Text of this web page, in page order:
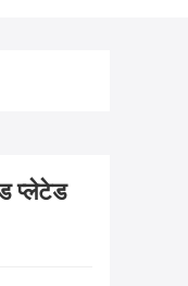
प्लेटेड